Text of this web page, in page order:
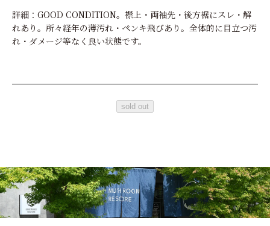
詳細：GOOD CONDITION。襟上・両袖先・後方裾にスレ・解
れあり。所々経年の薄汚れ・ペンキ飛びあり。全体的に目立つ汚
れ・ダメージ等なく良い状態です。
sold out